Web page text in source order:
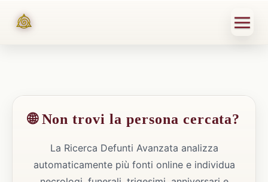
🌐 Non trovi la persona cercata?
La Ricerca Defunti Avanzata analizza
automaticamente più fonti online e individua